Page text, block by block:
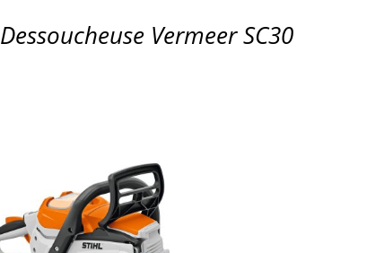
Dessoucheuse Vermeer SC30
APERÇU